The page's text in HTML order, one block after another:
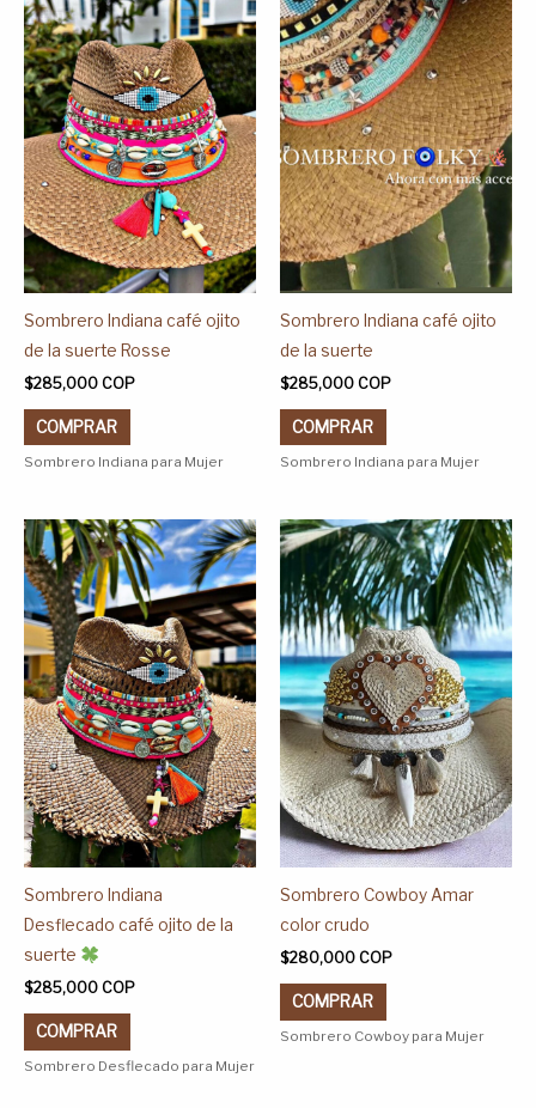
Sombrero Indiana café ojito
de la suerte Rosse
$285,000 COP
COMPRAR
tiene
múltiples
variantes.
Las
opciones
se
pueden
elegir
en
la
página
de
producto
Sombrero Indiana para Mujer
Sombrero Indiana café ojito
de la suerte
$285,000 COP
COMPRAR
tiene
múltiples
variantes.
Las
opciones
se
pueden
elegir
la
página
producto
Sombrero Indiana para Mujer
Sombrero Indiana
Desflecado café ojito de la
suerte
$285,000 COP
COMPRAR
Este
producto
tiene
múltiples
variantes.
Las
opciones
se
pueden
elegir
en
página
de
Sombrero Desflecado para Mujer
Sombrero Cowboy Amar
color crudo
$280,000 COP
COMPRAR
Este
producto
tiene
múltiples
variantes.
Las
opciones
se
pueden
elegir
en
la
página
producto
Sombrero Cowboy para Mujer